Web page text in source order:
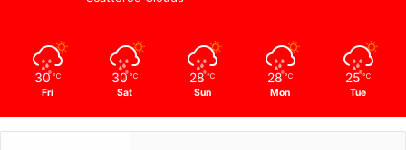
30 ℃
Fri
30 ℃
Sat
28 ℃
Sun
28 ℃
Mon
25 ℃
Tue